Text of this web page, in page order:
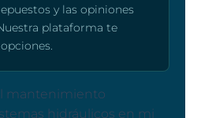
y las opiniones
plataforma te
mantenimiento
hidráulicos en mi